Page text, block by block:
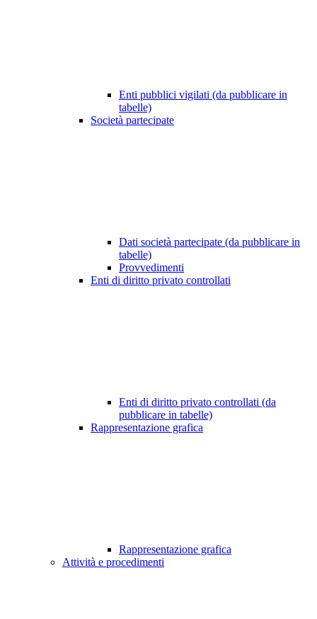
Enti pubblici vigilati (da pubblicare in
tabelle)
Società partecipate
Dati società partecipate (da pubblicare in
tabelle)
Provvedimenti
Enti di diritto privato controllati
Enti di diritto privato controllati (da
pubblicare in tabelle)
Rappresentazione grafica
Rappresentazione grafica
Attività e procedimenti